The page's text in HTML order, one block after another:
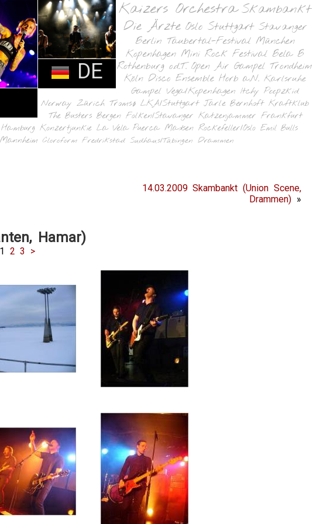
DE
Kaizers Orchestra Skambankt
Die Ärzte Oslo Stuttgart Stavanger
Berlin Taubertal-Festival München
Kopenhagen Mini Rock Festival Bela B
Rothenburg o.d.T. Open Air Gampel Trondheim
Köln Disco Ensemble Horb a.N. Karlsruhe
Gampel Vega/Kopenhagen Itchy Poopzkid
Norway Zürich Tromsø LKA/Stuttgart Jarle Bernhoft Kraftklub
The Busters Bergen Folken/Stavanger Katzenjammer Frankfurt
Hamburg Konzertjunkie La Vela Puerca Madsen Rockefeller/Oslo Emil Bulls
Mannheim Cloroform Fredrikstad Sudhaus/Tübingen Drammen
14.03.2009 Skambankt (Union Scene,
Drammen) »
Hamar)
1 2 3 >